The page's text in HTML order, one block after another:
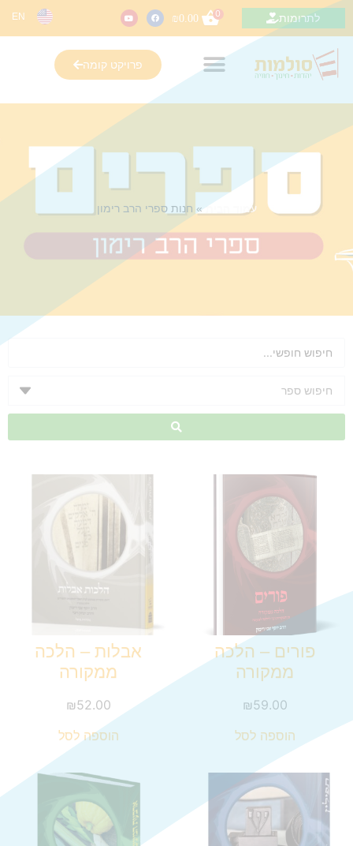
לתרומות 0
₪0.00
EN
פרויקט קומה
עמוד הבית» חנות ספרי הרב רימון
פורים – הלכה
ממקורה
₪59.00
הוספה לסל
אבלות – הלכה
ממקורה
₪52.00
הוספה לסל